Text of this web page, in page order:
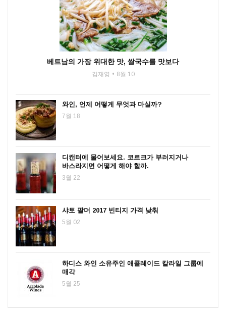
베트남의 가장 위대한 맛, 쌀국수를 맛보다
김재영 8월 10
와인, 언제 어떻게 무엇과 마실까?
7월 18
디캔터에 물어보세요. 코르크가 부러지거나
바스라지면 어떻게 해야 할까.
3월 22
샤토 팔머 2017 빈티지 가격 낮춰
5월 02
하디스 와인 소유주인 애콜레이드 칼라일 그룹에
매각
5월 25